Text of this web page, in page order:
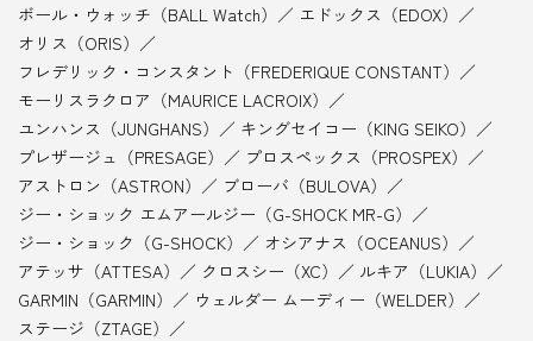
ボール・ウォッチ（BALL Watch）
エドックス（EDOX）
オリス（ORIS）
フレデリック・コンスタント（FREDERIQUE CONSTANT）
モーリスラクロア（MAURICE LACROIX）
ユンハンス（JUNGHANS）
キングセイコー（KING SEIKO）
プレザージュ（PRESAGE）
プロスペックス（PROSPEX）
アストロン（ASTRON）
ブローバ（BULOVA）
ジー・ショック エムアールジー（G-SHOCK MR-G）
ジー・ショック（G-SHOCK）
オシアナス（OCEANUS）
アテッサ（ATTESA）
クロスシー（XC）
ルキア（LUKIA）
GARMIN（GARMIN）
ウェルダー ムーディー（WELDER）
ステージ（ZTAGE）